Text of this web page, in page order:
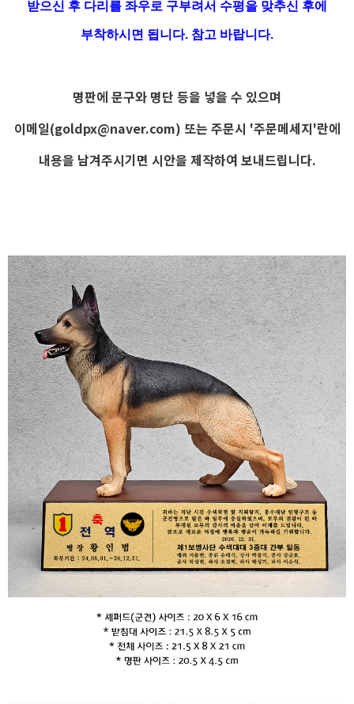
받으신 후 다리를 좌우로 구부려서 수평을 맞추신 후에
부착하시면 됩니다. 참고 바랍니다.
명판에 문구와 명단 등을 넣을 수 있으며
이메일(goldpx@naver.com) 또는 주문시 '주문메세지'란에
내용을 남겨주시기면 시안을 제작하여 보내드립니다.